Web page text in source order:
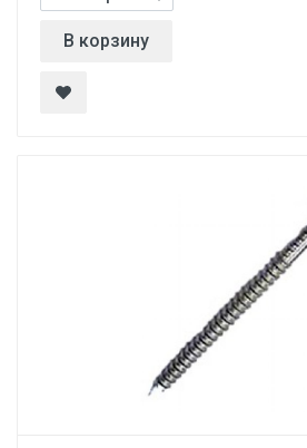
В корзину